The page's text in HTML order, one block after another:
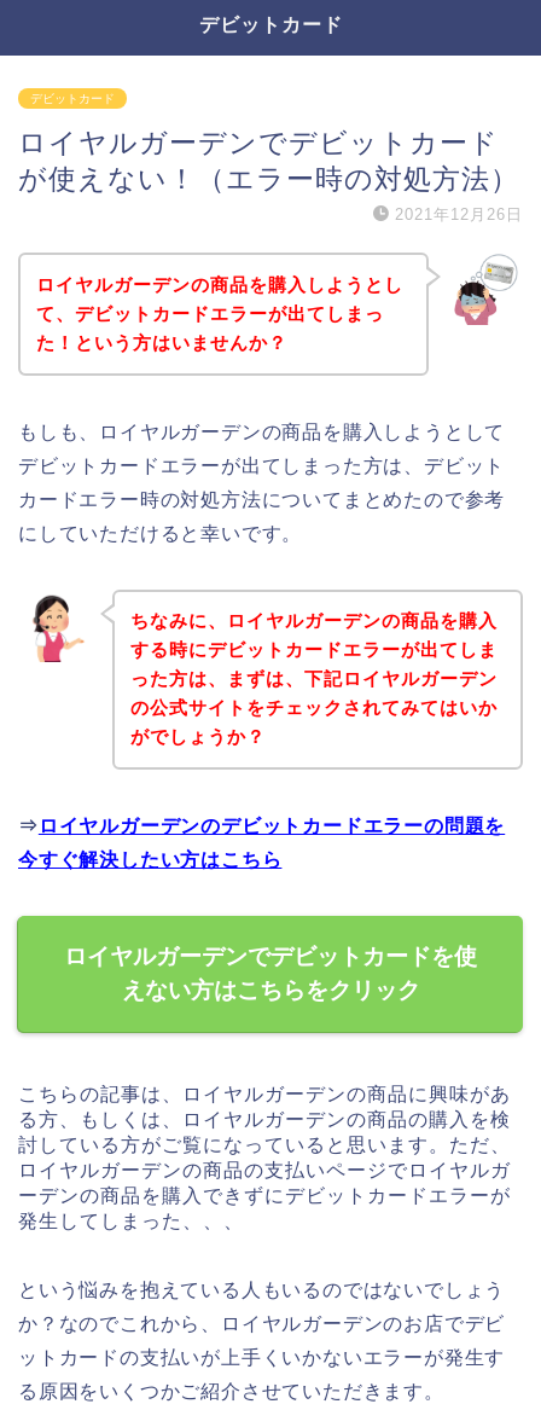
デビットカード
デビットカード
ロイヤルガーデンでデビットカード
が使えない！（エラー時の対処方法）
2021年12月26日
ロイヤルガーデンの商品を購入しようとし
て、デビットカードエラーが出てしまっ
た！という方はいませんか？
もしも、ロイヤルガーデンの商品を購入しようとして
デビットカードエラーが出てしまった方は、デビット
カードエラー時の対処方法についてまとめたので参考
にしていただけると幸いです。
ちなみに、ロイヤルガーデンの商品を購入
する時にデビットカードエラーが出てしま
った方は、まずは、下記ロイヤルガーデン
の公式サイトをチェックされてみてはいか
がでしょうか？
⇒ ロイヤルガーデンのデビットカードエラーの問題を
今すぐ解決したい方はこちら
ロイヤルガーデンでデビットカードを使
えない方はこちらをクリック
こちらの記事は、ロイヤルガーデンの商品に興味があ
る方、もしくは、ロイヤルガーデンの商品の購入を検
討している方がご覧になっていると思います。ただ、
ロイヤルガーデンの商品の支払いページでロイヤルガ
ーデンの商品を購入できずにデビットカードエラーが
発生してしまった、、、
という悩みを抱えている人もいるのではないでしょう
か？なのでこれから、ロイヤルガーデンのお店でデビ
ットカードの支払いが上手くいかないエラーが発生す
る原因をいくつかご紹介させていただきます。